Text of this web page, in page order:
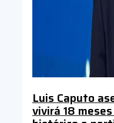
Luis Caputo
vivirá 18